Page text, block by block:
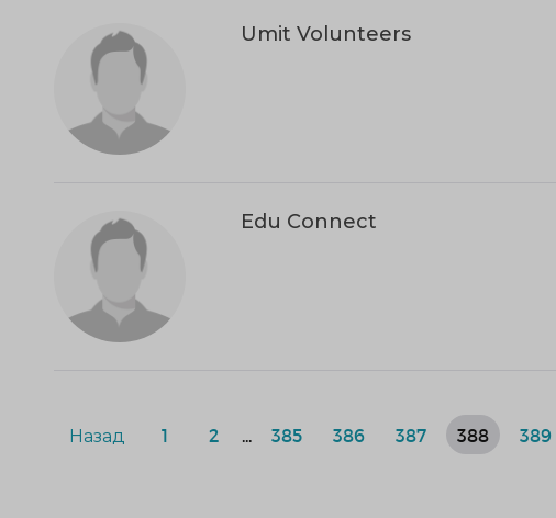
Umit Volunteers
Edu Connect
Назад 1 2 385 386 387 388 389